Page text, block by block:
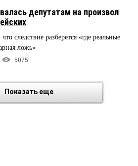
депутатам на произвол
следствие разберется «где реальные
ложь»
5075
Показать еще